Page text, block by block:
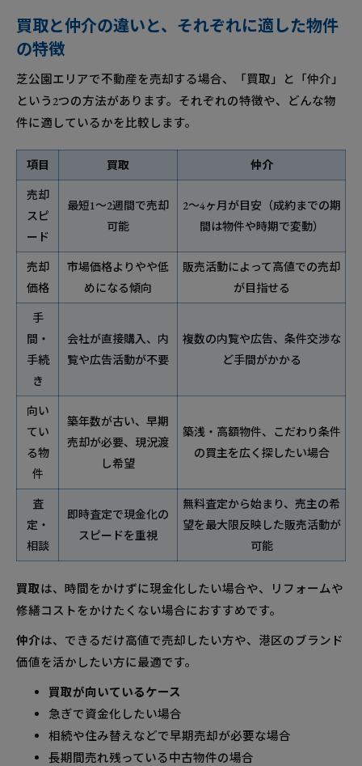
買取と仲介の違いと、それぞれに適した物件
の特徴
芝公園エリアで不動産を売却する場合、「買取」と「仲介」
という2つの方法があります。それぞれの特徴や、どんな物
件に適しているかを比較します。
項目 買取 仲介
売却
スピ
ード
最短1〜2週間で売却
可能
2〜4ヶ月が目安（成約までの期
間は物件や時期で変動）
売却
価格
市場価格よりやや低
めになる傾向
販売活動によって高値での売却
が目指せる
手
間・
手続
き
会社が直接購入、内
覧や広告活動が不要
複数の内覧や広告、条件交渉な
ど手間がかかる
向い
てい
る物
件
築年数が古い、早期
売却が必要、現況渡
し希望
築浅・高額物件、こだわり条件
の買主を広く探したい場合
査
定・
相談
即時査定で現金化の
スピードを重視
無料査定から始まり、売主の希
望を最大限反映した販売活動が
可能
買取は、時間をかけずに現金化したい場合や、リフォームや
修繕コストをかけたくない場合におすすめです。
仲介は、できるだけ高値で売却したい方や、港区のブランド
価値を活かしたい方に最適です。
買取が向いているケース
急ぎで資金化したい場合
相続や住み替えなどで早期売却が必要な場合
長期間売れ残っている中古物件の場合